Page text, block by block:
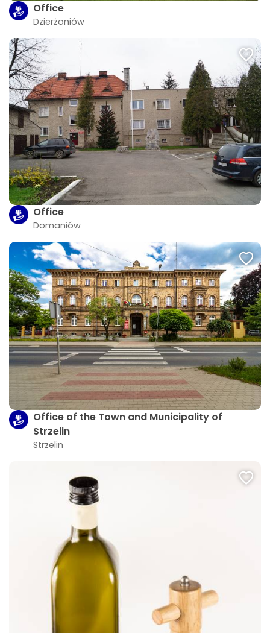
Office
Dzierżoniów
Office
Domaniów
Office of the Town and Municipality of
Strzelin
Strzelin